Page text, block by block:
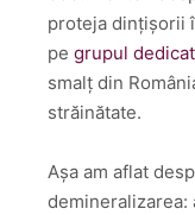
proteja dințișorii
pe grupul dedicat
smalț din
străinătate.
Așa am aflat
demineralizarea: